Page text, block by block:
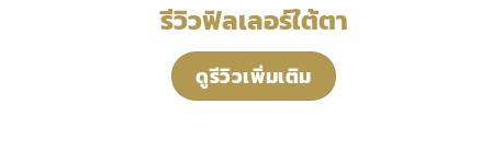
รีวิวฟิลเลอร์ใต้ตา
ดูรีวิวเพิ่มเติม